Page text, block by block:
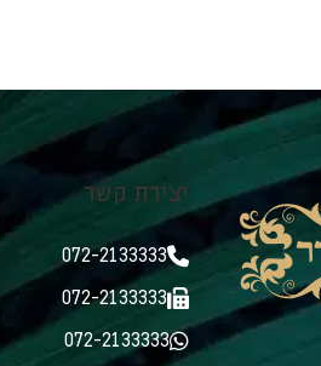
יצירת קשר
072-2133333
072-2133333
072-2133333